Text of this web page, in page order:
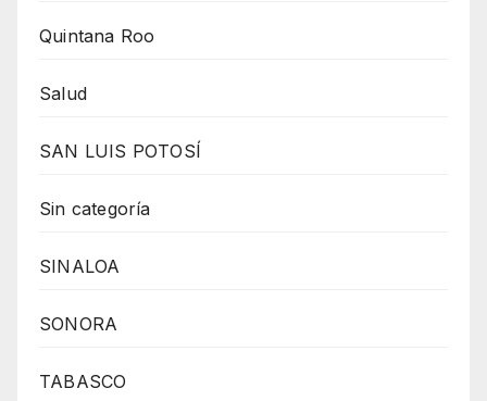
Quintana Roo
Salud
SAN LUIS POTOSÍ
Sin categoría
SINALOA
SONORA
TABASCO